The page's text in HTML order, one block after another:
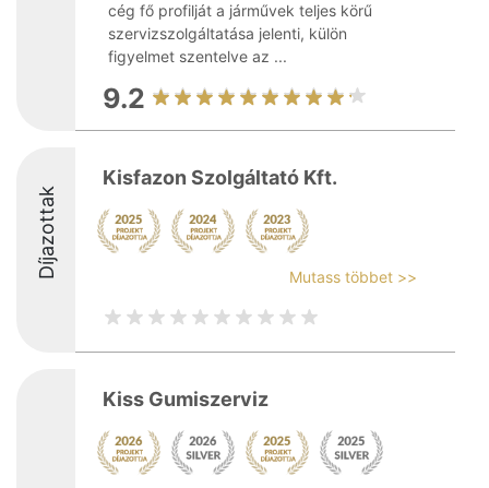
cég fő profilját a járművek teljes körű
szervizszolgáltatása jelenti, külön
figyelmet szentelve az ...
9.2
Díjazottak
Kisfazon Szolgáltató Kft.
Mutass többet >>
Kiss Gumiszerviz